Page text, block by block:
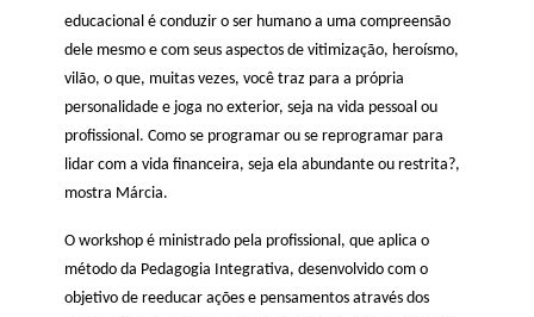
educacional é conduzir o ser humano a uma compreensão
dele mesmo e com seus aspectos de vitimização, heroísmo,
vilão, o que, muitas vezes, você traz para a própria
personalidade e joga no exterior, seja na vida pessoal ou
profissional. Como se programar ou se reprogramar para
lidar com a vida financeira, seja ela abundante ou restrita?,
mostra Márcia.
O workshop é ministrado pela profissional, que aplica o
método da Pedagogia Integrativa, desenvolvido com o
objetivo de reeducar ações e pensamentos através dos